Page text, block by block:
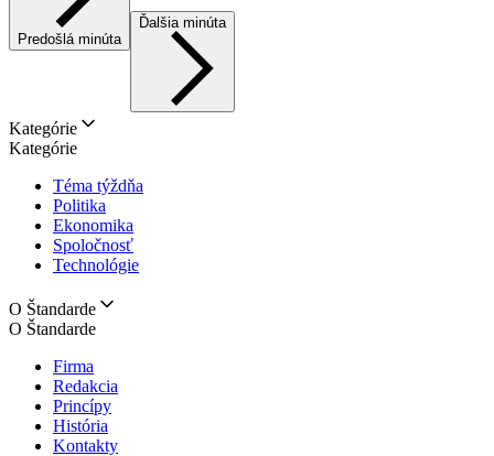
Predošlá minúta
Ďalšia minúta
Kategórie
Kategórie
Téma týždňa
Politika
Ekonomika
Spoločnosť
Technológie
O Štandarde
O Štandarde
Firma
Redakcia
Princípy
História
Kontakty